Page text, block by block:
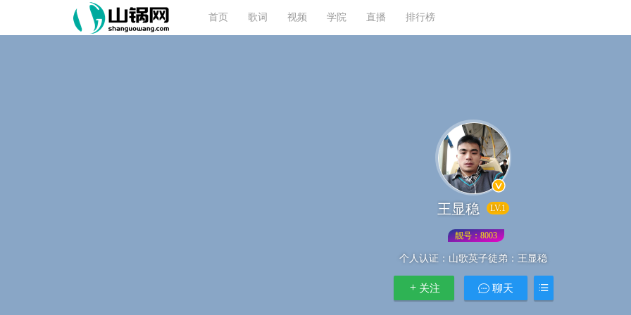
首页 歌词 视频 学院 直播 排行榜
王显稳 LV.1
靓号：8003
个人认证： 山歌英子徒弟：王显稳
关注 聊天